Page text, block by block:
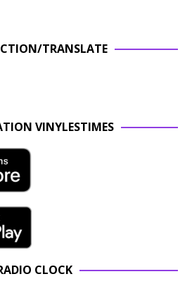
TRANSLATE
VINYLESTIMES
CLOCK